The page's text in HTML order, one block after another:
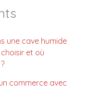
une cave humide
et où
commerce avec